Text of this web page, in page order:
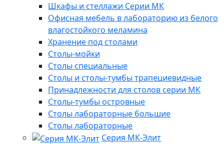
Шкафы и стеллажи Серии МК
Офисная мебель в лабораторию из белого
влагостойкого меламина
Хранение под столами
Столы-мойки
Столы специальные
Столы и столы-тумбы трапециевидные
Принадлежности для столов серии МК
Столы-тумбы островные
Столы лабораторные большие
Столы лабораторные
Серия МК-Элит